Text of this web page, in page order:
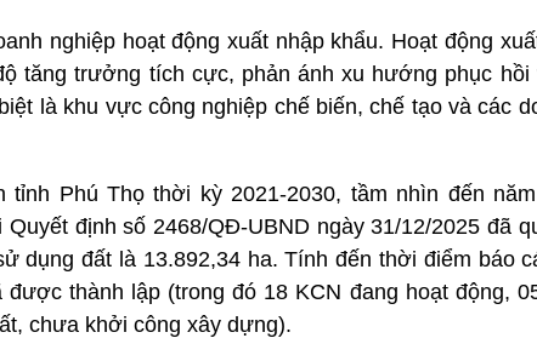
nghiệp hoạt động xuất nhập khẩu. Hoạt động
tăng trưởng tích cực, phản ánh xu hướng phục hồi
là khu vực công nghiệp chế biến, chế tạo và các
tỉnh Phú Thọ thời kỳ 2021-2030, tầm nhìn đến
định số 2468/QĐ-UBND ngày 31/12/2025 đã
dụng đất là 13.892,34 ha. Tính đến thời điểm báo
thành lập (trong đó 18 KCN đang hoạt động,
chưa khởi công xây dựng).